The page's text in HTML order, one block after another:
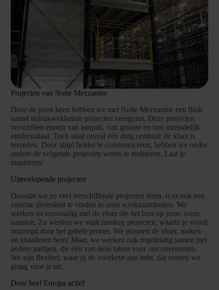
Projecten van Nolte Mezzanine
Door de jaren heen hebben we met Nolte Mezzanine een flink
aantal indrukwekkende projecten neergezet. Deze projecten
verschillen enorm van aanpak, van grootte en van uiteindelijk
eindresultaat. Toch staat overal één ding centraal: de klant is
tevreden. Door altijd helder te communiceren, hebben we onder
andere de volgende projecten weten te realiseren. Laat je
inspireren!
Uiteenlopende projecten
Doordat we zo veel verschillende projecten doen, is er ook een
enorme diversiteit te vinden in onze werkzaamheden. We
werken zo eenvoudig met de vloer die het best op jouw wens
aansluit. Zo werken we vaak turnkey projecten, waarin je wordt
ontzorgd door het gehele proces. We plannen de vloer, maken
en installeren hem! Maar, we werken ook regelmatig samen met
andere partijen, die één van deze taken voor ons overnemen.
We zijn flexibel: waar jij de voorkeur aan hebt, dat voeren we
graag voor je uit.
Door heel Europa actief